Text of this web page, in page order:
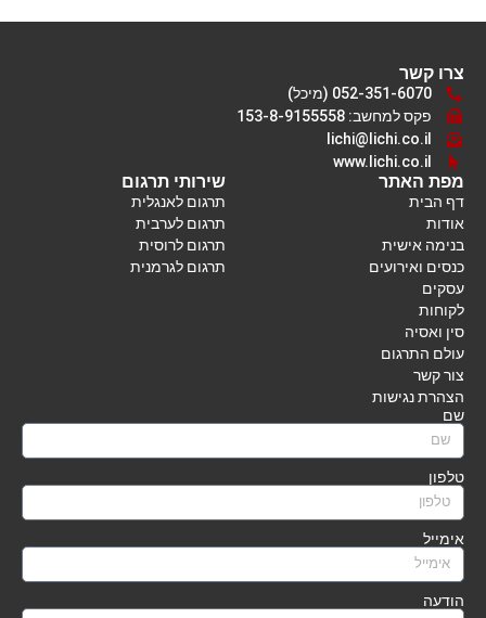
צרו קשר
052-351-6070 (מיכל)
פקס למחשב: 153-8-9155558
lichi@lichi.co.il
www.lichi.co.il
מפת האתר
דף הבית
אודות
בנימה אישית
כנסים ואירועים
עסקים
לקוחות
סין ואסיה
עולם התרגום
צור קשר
הצהרת נגישות
שירותי תרגום
תרגום לאנגלית
תרגום לערבית
תרגום לרוסית
תרגום לגרמנית
שם
טלפון
אימייל
הודעה